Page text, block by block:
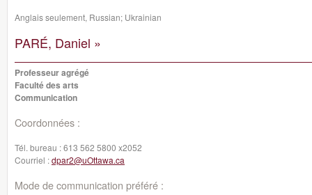
Anglais seulement, Russian; Ukrainian
PARÉ, Daniel »
Professeur agrégé
Faculté des arts
Communication
Coordonnées :
Tél. bureau :613 562 5800 x2052
Courriel :dpar2@uOttawa.ca
Mode de communication préféré :